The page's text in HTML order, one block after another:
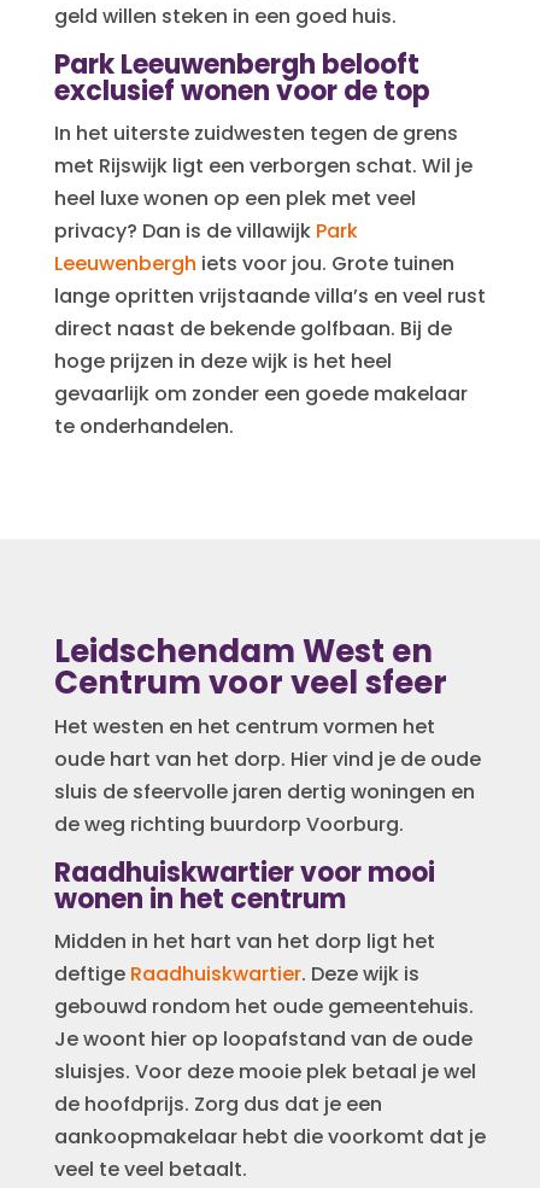
geld willen steken in een goed huis.
Park Leeuwenbergh belooft
exclusief wonen voor de top
In het uiterste zuidwesten tegen de grens
met Rijswijk ligt een verborgen schat. Wil je
heel luxe wonen op een plek met veel
privacy? Dan is de villawijk Park
Leeuwenbergh iets voor jou. Grote tuinen
lange opritten vrijstaande villa’s en veel rust
direct naast de bekende golfbaan. Bij de
hoge prijzen in deze wijk is het heel
gevaarlijk om zonder een goede makelaar
te onderhandelen.
Leidschendam West en
Centrum voor veel sfeer
Het westen en het centrum vormen het
oude hart van het dorp. Hier vind je de oude
sluis de sfeervolle jaren dertig woningen en
de weg richting buurdorp Voorburg.
Raadhuiskwartier voor mooi
wonen in het centrum
Midden in het hart van het dorp ligt het
deftige Raadhuiskwartier. Deze wijk is
gebouwd rondom het oude gemeentehuis.
Je woont hier op loopafstand van de oude
sluisjes. Voor deze mooie plek betaal je wel
de hoofdprijs. Zorg dus dat je een
aankoopmakelaar hebt die voorkomt dat je
veel te veel betaalt.